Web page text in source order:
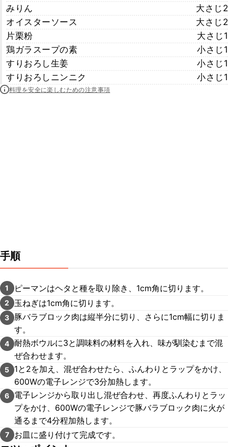
みりん
大さじ2
オイスターソース
大さじ2
片栗粉
大さじ1
鶏ガラスープの素
小さじ1
すりおろし生姜
小さじ1
すりおろしニンニク
小さじ1
料理を安全に楽しむための注意事項
手順
1 ピーマンはヘタと種を取り除き、1cm角に切ります。
2 玉ねぎは1cm角に切ります。
3
豚バラブロック肉は縦半分に切り、さらに1cm幅に切りま
す。
4 耐熱ボウルに3と調味料の材料を入れ、味が馴染むまで混
ぜ合わせます。
5
1と2を加え、混ぜ合わせたら、ふんわりとラップをかけ、
600Wの電子レンジで3分加熱します。
6
電子レンジから取り出し混ぜ合わせ、再度ふんわりとラッ
プをかけ、600Wの電子レンジで豚バラブロック肉に火が
通るまで4分程加熱します。
7 お皿に盛り付けて完成です。